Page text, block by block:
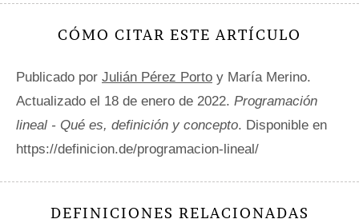
CÓMO CITAR ESTE ARTÍCULO
Publicado por Julián Pérez Porto y María Merino.
Actualizado el 18 de enero de 2022. Programación
lineal - Qué es, definición y concepto. Disponible en
https://definicion.de/programacion-lineal/
DEFINICIONES RELACIONADAS